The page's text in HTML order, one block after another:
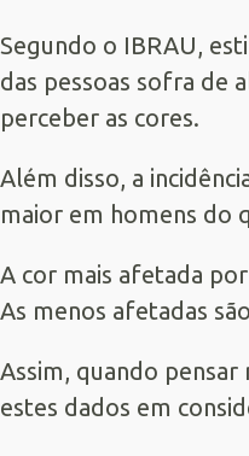
Segundo o IBRAU,
das pessoas sofra de
perceber as cores.
Além disso, a
maior em homens do
A cor mais afetada
As menos afetadas
Assim, quando pensar
estes dados em